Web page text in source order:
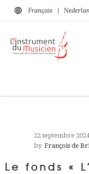
Français |
22 septembre 2024
by François de
Le fonds «